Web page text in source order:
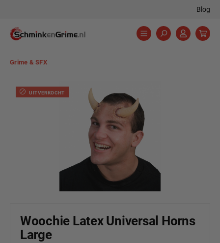
Blog
Grime & SFX
Afbeeldingengalerij overslaan
UITVERKOCHT
Woochie Latex Universal Horns
Large